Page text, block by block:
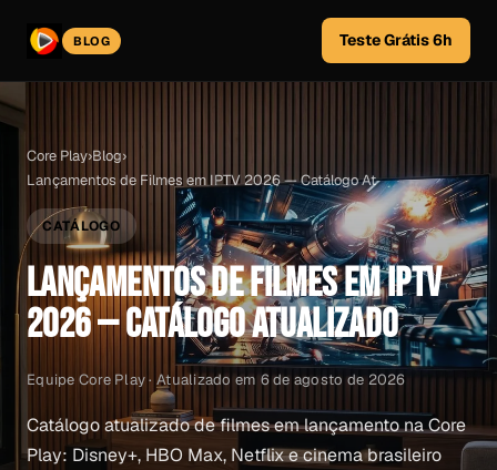
BLOG Teste Grátis 6h
Core Play›Blog›
Lançamentos de Filmes em IPTV 2026 — Catálogo At
CATÁLOGO
LANÇAMENTOS DE FILMES EM IPTV
2026 — CATÁLOGO ATUALIZADO
Equipe Core Play · Atualizado em 6 de agosto de 2026
Catálogo atualizado de filmes em lançamento na Core
Play: Disney+, HBO Max, Netflix e cinema brasileiro